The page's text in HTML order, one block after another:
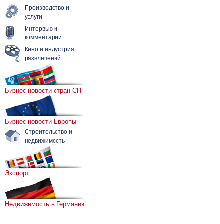
Производство и
услуги
Интервью и
комментарии
Кино и индустрия
развлечений
Бизнес-новости стран СНГ
Бизнес-новости Европы
Строительство и
недвижимость
Экспорт
Недвижимость в Германии